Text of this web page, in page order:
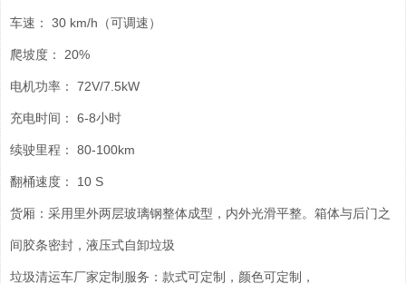
车速： 30 km/h（可调速）
爬坡度： 20%
电机功率： 72V/7.5kW
充电时间： 6-8小时
续驶里程： 80-100km
翻桶速度： 10 S
货厢：采用里外两层玻璃钢整体成型，内外光滑平整。箱体与后门之
间胶条密封，液压式自卸垃圾
垃圾清运车厂家定制服务：款式可定制，颜色可定制，